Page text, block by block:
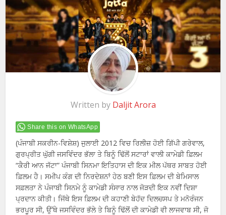
Written by Daljit Arora
Share this on WhatsApp
(ਪੰਜਾਬੀ ਸਕਰੀਨ-ਵਿਸ਼ੇਸ਼) ਜੁਲਾਈ 2012 ਵਿਚ ਰਿਲੀਜ਼ ਹੋਈ ਗਿੱਪੀ ਗਰੇਵਾਲ,
ਗੁਰਪ੍ਰੀਤ ਘੁੱਗੀ ਜਸਵਿੰਦਰ ਭੱਲਾ ਤੇ ਬਿਨੂੰ ਢਿੱਲੋਂ ਸਟਾਰਾਂ ਵਾਲੀ ਕਾਮੇਡੀ ਫ਼ਿਲਮ
“ਕੈਰੀ ਆਨ ਜੱਟਾ” ਪੰਜਾਬੀ ਸਿਨਮਾ ਇਤਿਹਾਸ ਦੀ ਇਕ ਮੀਲ ਪੱਥਰ ਸਾਬਤ ਹੋਈ
ਫ਼ਿਲਮ ਹੈ। ਸਮੀਪ ਕੰਗ ਦੀ ਨਿਰਦੇਸ਼ਨਾਂ ਹੇਠ ਬਣੀ ਇਸ ਫ਼ਿਲਮ ਦੀ ਬੇਮਿਸਾਲ
ਸਫ਼ਲਤਾ ਨੇ ਪੰਜਾਬੀ ਸਿਨਮੇ ਨੂੰ ਕਾਮੇਡੀ ਸੰਸਾਰ ਨਾਲ ਜੋੜਦੀ ਇਕ ਨਵੀਂ ਦਿਸ਼ਾ
ਪ੍ਰਦਾਨ ਕੀਤੀ। ਜਿੱਥੇ ਇਸ ਫ਼ਿਲਮ ਦੀ ਕਹਾਣੀ ਬੇਹੱਦ ਦਿਲਚਸਪ ਤੇ ਮਨੋਰੰਜਨ
ਭਰਪੂਰ ਸੀ, ਉੱਥੇ ਜਸਵਿੰਦਰ ਭੱਲੇ ਤੇ ਬਿਨੂੰ ਢਿੱਲੋਂ ਦੀ ਕਾਮੇਡੀ ਵੀ ਲਾਜਵਾਬ ਸੀ, ਜੋ